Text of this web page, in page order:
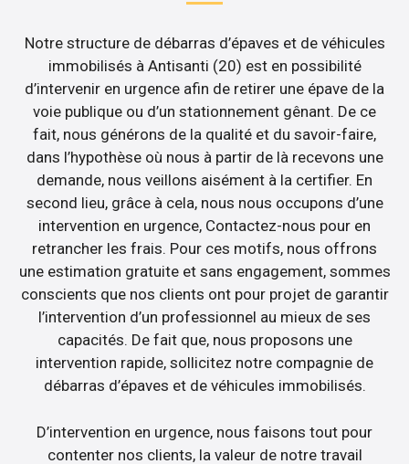
Notre structure de débarras d’épaves et de véhicules
immobilisés à Antisanti (20) est en possibilité
d’intervenir en urgence afin de retirer une épave de la
voie publique ou d’un stationnement gênant. De ce
fait, nous générons de la qualité et du savoir-faire,
dans l’hypothèse où nous à partir de là recevons une
demande, nous veillons aisément à la certifier. En
second lieu, grâce à cela, nous nous occupons d’une
intervention en urgence, Contactez-nous pour en
retrancher les frais. Pour ces motifs, nous offrons
une estimation gratuite et sans engagement, sommes
conscients que nos clients ont pour projet de garantir
l’intervention d’un professionnel au mieux de ses
capacités. De fait que, nous proposons une
intervention rapide, sollicitez notre compagnie de
débarras d’épaves et de véhicules immobilisés.
D’intervention en urgence, nous faisons tout pour
contenter nos clients, la valeur de notre travail